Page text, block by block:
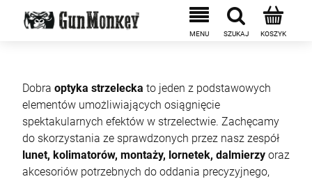
Dobra optyka strzelecka to jeden z podstawowych
elementów umożliwiających osiągnięcie
spektakularnych efektów w strzelectwie. Zachęcamy
do skorzystania ze sprawdzonych przez nasz zespół
lunet, kolimatorów, montaży, lornetek, dalmierzy oraz
akcesoriów potrzebnych do oddania precyzyjnego,